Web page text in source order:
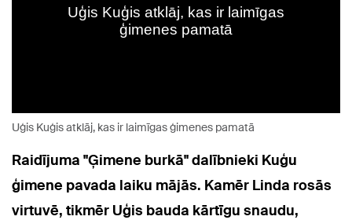
Uģis Kuģis atklāj, kas ir laimīgas ģimenes pamatā
Raidījuma "Ģimene burkā" dalībnieki Kuģu
ģimene pavada laiku mājās. Kamēr Linda rosās
virtuvē, tikmēr Uģis bauda kārtīgu snaudu,